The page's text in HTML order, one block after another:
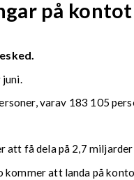
på
juni.
varav 183 105
att få dela på 2,7
att landa på